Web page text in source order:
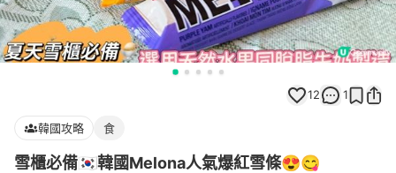
12 1
韓國攻略 食
雪櫃必備🇰🇷韓國Melona人氣爆紅雪條😍😋